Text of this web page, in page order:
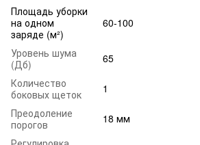
Площадь уборки
на одном
заряде (м²)
60-100
Уровень шума
(Дб)
65
Количество
боковых щеток
1
Преодоление
порогов
18 мм